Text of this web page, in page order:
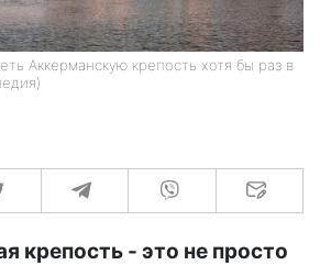
Аккерманскую крепость хотя бы раз в
крепость - это не просто